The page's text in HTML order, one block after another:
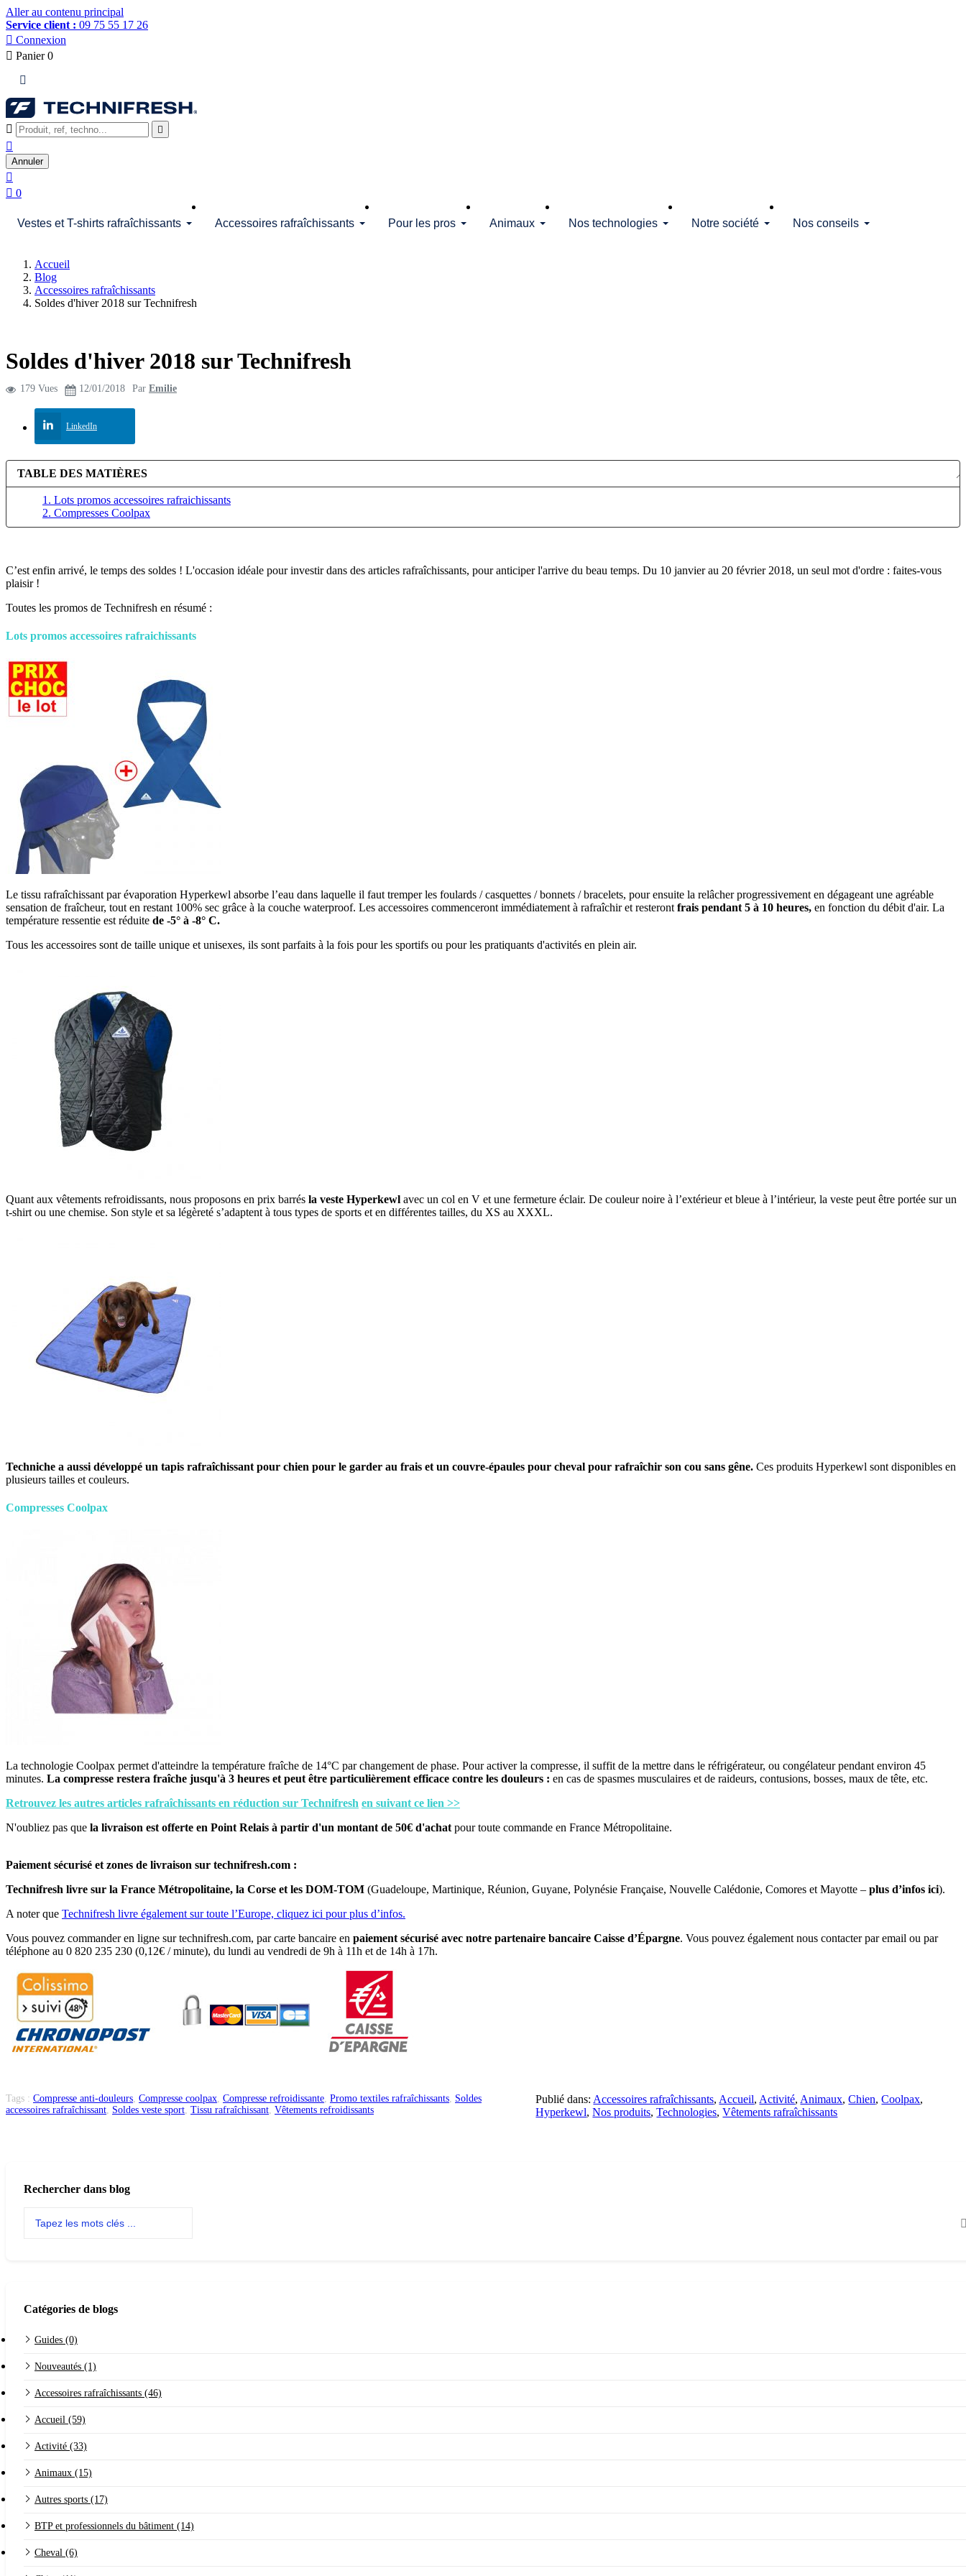
Aller au contenu principal
Service client : 09 75 55 17 26
 Connexion
 Panier 0

 

Annuler

 0
Vestes et T-shirts rafraîchissants Accessoires rafraîchissants Pour les pros Animaux Nos technologies Notre société Nos conseils
Accueil
Blog
Accessoires rafraîchissants
Soldes d'hiver 2018 sur Technifresh
Soldes d'hiver 2018 sur Technifresh
179 Vues 12/01/2018 Par Emilie
LinkedIn
TABLE DES MATIÈRES
1. Lots promos accessoires rafraichissants
2. Compresses Coolpax
C’est enfin arrivé, le temps des soldes ! L'occasion idéale pour investir dans des articles rafraîchissants, pour anticiper l'arrive du beau temps. Du 10 janvier au 20 février 2018, un seul mot d'ordre : faites-vous
plaisir !
Toutes les promos de Technifresh en résumé :
Lots promos accessoires rafraichissants
Le tissu rafraîchissant par évaporation Hyperkewl absorbe l’eau dans laquelle il faut tremper les foulards / casquettes / bonnets / bracelets, pour ensuite la relâcher progressivement en dégageant une agréable
sensation de fraîcheur, tout en restant 100% sec grâce à la couche waterproof. Les accessoires commenceront immédiatement à rafraîchir et resteront frais pendant 5 à 10 heures, en fonction du débit d'air. La
température ressentie est réduite de -5° à -8° C.
Tous les accessoires sont de taille unique et unisexes, ils sont parfaits à la fois pour les sportifs ou pour les pratiquants d'activités en plein air.
Quant aux vêtements refroidissants, nous proposons en prix barrés la veste Hyperkewl avec un col en V et une fermeture éclair. De couleur noire à l’extérieur et bleue à l’intérieur, la veste peut être portée sur un
t-shirt ou une chemise. Son style et sa légèreté s’adaptent à tous types de sports et en différentes tailles, du XS au XXXL.
Techniche a aussi développé un tapis rafraîchissant pour chien pour le garder au frais et un couvre-épaules pour cheval pour rafraîchir son cou sans gêne. Ces produits Hyperkewl sont disponibles en
plusieurs tailles et couleurs.
Compresses Coolpax
La technologie Coolpax permet d'atteindre la température fraîche de 14°C par changement de phase. Pour activer la compresse, il suffit de la mettre dans le réfrigérateur, ou congélateur pendant environ 45
minutes. La compresse restera fraîche jusqu'à 3 heures et peut être particulièrement efficace contre les douleurs : en cas de spasmes musculaires et de raideurs, contusions, bosses, maux de tête, etc.
Retrouvez les autres articles rafraîchissants en réduction sur Technifresh en suivant ce lien >>
N'oubliez pas que la livraison est offerte en Point Relais à partir d'un montant de 50€ d'achat pour toute commande en France Métropolitaine.
Paiement sécurisé et zones de livraison sur technifresh.com :
Technifresh livre sur la France Métropolitaine, la Corse et les DOM-TOM (Guadeloupe, Martinique, Réunion, Guyane, Polynésie Française, Nouvelle Calédonie, Comores et Mayotte – plus d’infos ici).
A noter que Technifresh livre également sur toute l’Europe, cliquez ici pour plus d’infos.
Vous pouvez commander en ligne sur technifresh.com, par carte bancaire en paiement sécurisé avec notre partenaire bancaire Caisse d’Épargne. Vous pouvez également nous contacter par email ou par
téléphone au 0 820 235 230 (0,12€ / minute), du lundi au vendredi de 9h à 11h et de 14h à 17h.
Tags : Compresse anti-douleurs, Compresse coolpax, Compresse refroidissante, Promo textiles rafraîchissants, Soldes
accessoires rafraîchissant, Soldes veste sport, Tissu rafraîchissant, Vêtements refroidissants
Publié dans: Accessoires rafraîchissants, Accueil, Activité, Animaux,Chien,Coolpax,
Hyperkewl,Nos produits,Technologies,Vêtements rafraîchissants
Rechercher dans blog
Catégories de blogs
Guides (0)
Nouveautés (1)
Accessoires rafraîchissants (46)
Accueil (59)
Activité (33)
Animaux (15)
Autres sports (17)
BTP et professionnels du bâtiment (14)
Cheval (6)